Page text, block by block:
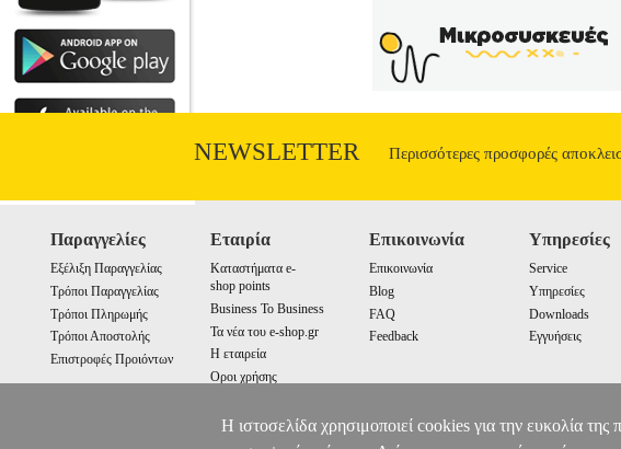
NEWSLETTER Περισσότερες προσφορές
Παραγγελίες
Εξέλιξη Παραγγελίας
Τρόποι Παραγγελίας
Τρόποι Πληρωμής
Τρόποι Αποστολής
Επιστροφές Προιόντων
Εταιρία
Καταστήματα e-
shop points
Business To Business
Τα νέα του e-shop.gr
Η εταιρεία
Οροι χρήσης
Επικοινωνία
Επικοινωνία
Blog
FAQ
Feedback
Υπηρεσίες
Service
Υπηρεσίες
Downloads
Εγγυήσεις
Η ιστοσελίδα χρησιμοποιεί cookies για την ευκολία